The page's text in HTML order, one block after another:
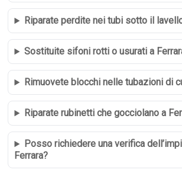
Riparate perdite nei tubi sotto il
Sostituite sifoni rotti o usurati a
Rimuovete blocchi nelle tubazioni di
Riparate rubinetti che gocciolano a
Posso richiedere una verifica
Ferrara?